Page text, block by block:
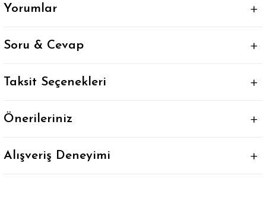
Yorumlar
Soru & Cevap
Taksit Seçenekleri
Önerileriniz
Alışveriş Deneyimi